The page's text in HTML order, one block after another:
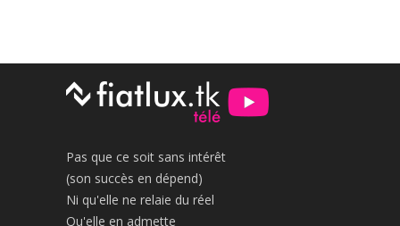
Pas que ce soit sans intérêt
(son succès en dépend)
Ni qu'elle ne relaie du réel
Qu'elle en admette